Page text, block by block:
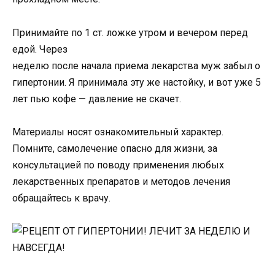
Принимайте по 1 ст. ложке утром и вечером перед
едой. Через
неделю после начала приема лекарства муж забыл о
гипертонии. Я принимала эту же настойку, и вот уже 5
лет пью кофе — давление не скачет.
Материалы носят ознакомительный характер.
Помните, самолечение опасно для жизни, за
консультацией по поводу применения любых
лекарственных препаратов и методов лечения
обращайтесь к врачу.